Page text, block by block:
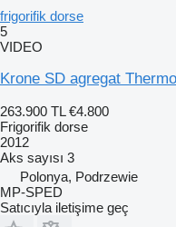
frigorifik dorse
5
VIDEO
Krone SD agregat
263.900 TL €4.800
Frigorifik dorse
2012
Aks sayısı 3
Polonya, Podrzewie
MP-SPED
Satıcıyla iletişime geç